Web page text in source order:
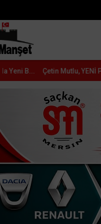
Mutlu, YENİ Parti Anamur